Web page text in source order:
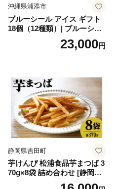
沖縄県浦添市
ブルーシール アイス ギフト
18個（12種類）| ブルーシー
ルアイス ブルーシールアイ
スクリーム 着日指定可能 送
誕生日 カップ 詰め合わせ バ
ラエティ | バニラ チョコレー
ト ストロベリー ピスタチオ
バニラ＆クッキー ウベ 沖縄
紅イモ 塩ちんすこう 沖縄シ
ークヮーサー 沖縄黒糖 琉球
ロイヤルミルクティ 沖縄パ
イン
23,000円
静岡県吉田町
芋けんぴ 松浦食品芋まつば 3
70g×8袋 詰め合わせ [静岡伊
勢丹(松浦食品) 静岡県 吉田町